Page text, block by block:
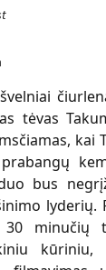
tėvas
kai
bus
lyderių.
30 minučių